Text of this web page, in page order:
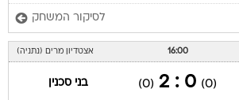
לסיקור המשחק
16:00 אצטדיון מרים (נתניה)
(0)
0 : 2
(0) בני סכנין